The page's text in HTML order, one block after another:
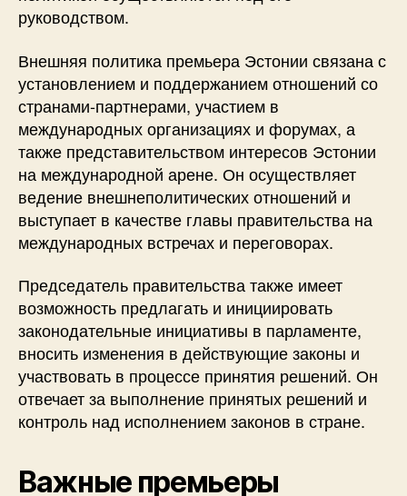
руководством.
Внешняя политика премьера Эстонии связана с
установлением и поддержанием отношений со
странами-партнерами, участием в
международных организациях и форумах, а
также представительством интересов Эстонии
на международной арене. Он осуществляет
ведение внешнеполитических отношений и
выступает в качестве главы правительства на
международных встречах и переговорах.
Председатель правительства также имеет
возможность предлагать и инициировать
законодательные инициативы в парламенте,
вносить изменения в действующие законы и
участвовать в процессе принятия решений. Он
отвечает за выполнение принятых решений и
контроль над исполнением законов в стране.
Важные премьеры